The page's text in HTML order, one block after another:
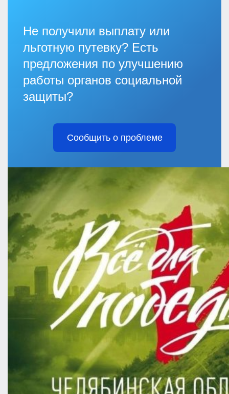
Не получили выплату или
льготную путевку? Есть
предложения по улучшению
работы органов социальной
защиты?
Сообщить о проблеме